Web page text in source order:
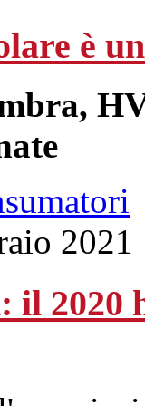
è
2021
il 2020